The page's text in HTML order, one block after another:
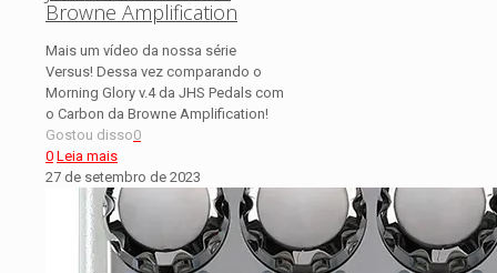
Browne Amplification
Mais um vídeo da nossa série
Versus! Dessa vez comparando o
Morning Glory v.4 da JHS Pedals com
o Carbon da Browne Amplification!
Gostou disso0
0 Leia mais
27 de setembro de 2023